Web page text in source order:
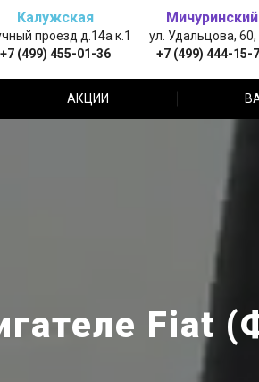
Калужская
проезд д.14а к.1
+7 (499) 455-01-36
Мичуринский
ул. Удальцова, 60,
+7 (499) 444-15-
АКЦИИ
Fiat